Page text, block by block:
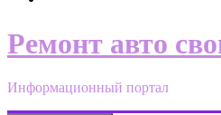
Ремонт авто
Информационный портал